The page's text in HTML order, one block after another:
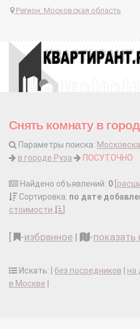
Регион: Московская область
Снять комнату в
Параметры поиска:
в городе Руза
ПОСУТОЧНО
Найдено объявлений: 0
Сортировка: по дате
стоимости
-избранное | -показать
Искать: | без посредников на
в Москве